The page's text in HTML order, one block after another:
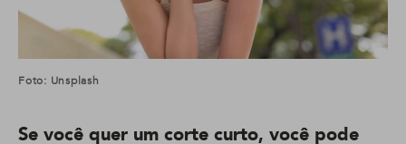
Foto: Unsplash
Se você quer um corte curto, você pode